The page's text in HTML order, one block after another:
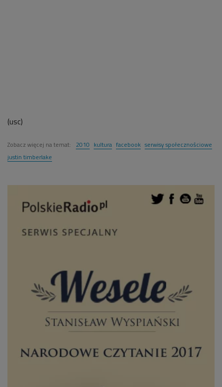
(usc)
Zobacz więcej na temat: 2010 kultura facebook serwisy społecznościowe
justin timberlake